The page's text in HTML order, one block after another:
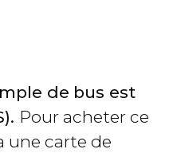
de bus est
). Pour acheter ce
une carte de